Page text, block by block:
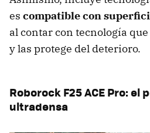
es compatible con
al contar con tecnología
y las protege del deterioro.
Roborock F25 ACE Pro: el
ultradensa